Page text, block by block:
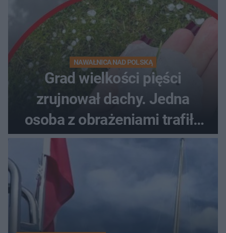
NAWAŁNICA NAD POLSKĄ
Grad wielkości pięści
zrujnował dachy. Jedna
osoba z obrażeniami trafiła
do szpitala